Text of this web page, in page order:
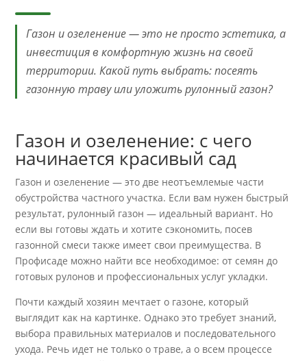
Газон и озеленение — это не просто эстетика, а
инвестиция в комфортную жизнь на своей
территории. Какой путь выбрать: посеять
газонную траву или уложить рулонный газон?
Газон и озеленение: с чего
начинается красивый сад
Газон и озеленение — это две неотъемлемые части
обустройства частного участка. Если вам нужен быстрый
результат, рулонный газон — идеальный вариант. Но
если вы готовы ждать и хотите сэкономить, посев
газонной смеси также имеет свои преимущества. В
Профисаде можно найти все необходимое: от семян до
готовых рулонов и профессиональных услуг укладки.
Почти каждый хозяин мечтает о газоне, который
выглядит как на картинке. Однако это требует знаний,
выбора правильных материалов и последовательного
ухода. Речь идет не только о траве, а о всем процессе